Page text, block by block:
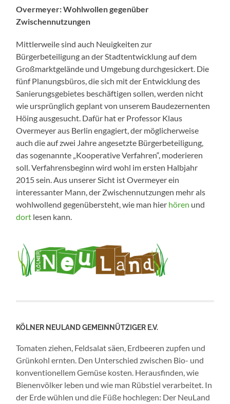
Overmeyer: Wohlwollen gegenüber
Zwischennutzungen
Mittlerweile sind auch Neuigkeiten zur
Bürgerbeteiligung an der Stadtentwicklung auf dem
Großmarktgelände und Umgebung durchgesickert. Die
fünf Planungsbüros, die sich mit der Entwicklung des
Sanierungsgebietes beschäftigen sollen, werden nicht
wie ursprünglich geplant von unserem Baudezernenten
Höing ausgesucht. Dafür hat er Professor Klaus
Overmeyer aus Berlin engagiert, der möglicherweise
auch die auf zwei Jahre angesetzte Bürgerbeteiligung,
das sogenannte „Kooperative Verfahren“, moderieren
soll. Verfahrensbeginn wird wohl im ersten Halbjahr
2015 sein. Aus unserer Sicht ist Overmeyer ein
interessanter Mann, der Zwischennutzungen mehr als
wohlwollend gegenübersteht, wie man hier hören und
dort lesen kann.
KÖLNER NEULAND GEMEINNÜTZIGER E.V.
Tomaten ziehen, Feldsalat säen, Erdbeeren zupfen und
Grünkohl ernten. Den Unterschied zwischen Bio- und
konventionellem Gemüse kosten. Herausfinden, wie
Bienenvölker leben und wie man Rübstiel verarbeitet. In
der Erde wühlen und die Füße hochlegen: Der NeuLand